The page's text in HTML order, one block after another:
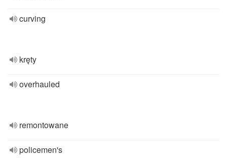
curving
kręty
overhauled
remontowane
policemen's